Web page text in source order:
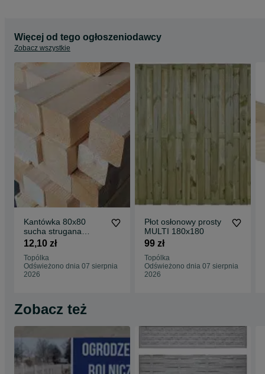
Więcej od tego ogłoszeniodawcy
Zobacz wszystkie
Kantówka 80x80
sucha strugana
drewniana
12,10 zł
Topólka
Odświeżono dnia 07 sierpnia
2026
Płot osłonowy prosty
MULTI 180x180
99 zł
Topólka
Odświeżono dnia 07 sierpnia
2026
Zobacz też